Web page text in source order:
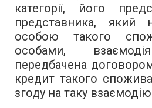
категорії, його
представника,
особою такого
особами,
передбачена
кредит такого
згоду на таку